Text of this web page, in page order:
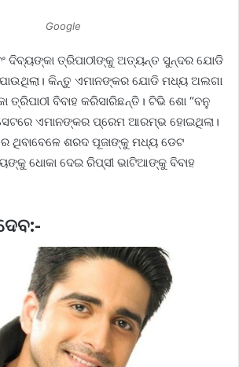
Google
ଦିବ୍ୟଙ୍କା ତ୍ରିପାଠୀଙ୍କୁ ଅତ୍ୟନ୍ତ ସୁନ୍ଦର ଯୋଡି
କିନ୍ତୁ ଏମାନଙ୍କର ଯୋଡି ମଧ୍ୟ ଅଲଗା
ତ୍ରିପାଠୀ ବିବାହ କରିସାରିଛନ୍ତି। ଟିଭି ଶୋ “ବନୁ
ଏମାନଙ୍କର ପ୍ରେମ ଆରମ୍ଭ ହୋଇଥିଲା।
ଥିବାବେଳେ ଶରଦ ପୂଜାଙ୍କୁ ମଧ୍ୟ ଡେଟ
ଧୋକା ଦେଇ ରିପ୍ସୀ ଭାଟିଆଙ୍କୁ ବିବାହ